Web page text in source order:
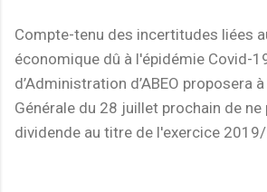
Compte-tenu des incertitudes liées
économique dû à l'épidémie Covid-
d’Administration d’ABEO proposera
Générale du 28 juillet prochain de ne
dividende au titre de l'exercice 2019/